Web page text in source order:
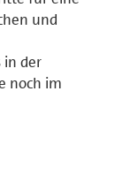
und
in der
noch im